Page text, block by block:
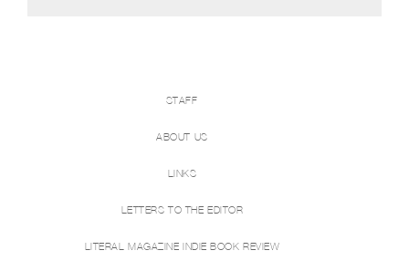
STAFF
ABOUT US
LINKS
LETTERS TO THE EDITOR
LITERAL MAGAZINE INDIE BOOK REVIEW